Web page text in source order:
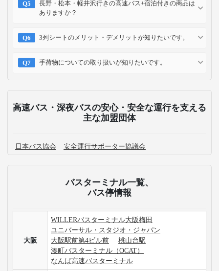
長野・松本・軽井沢行きの高速バス+宿泊付きの商品は
ありますか？
3列シートのメリット・デメリットが知りたいです。
手荷物についての取り扱いが知りたいです。
高速バス・深夜バスの安心・安全な運行を支える
主な加盟団体
日本バス協会 安全運行サポーター協議会
バスターミナル一覧、
バス停情報
大阪
WILLERバスターミナル大阪梅田
ユニバーサル・スタジオ・ジャパン
大阪駅前第4ビル前
桃山台駅
湊町バスターミナル（OCAT）
なんば高速バスターミナル